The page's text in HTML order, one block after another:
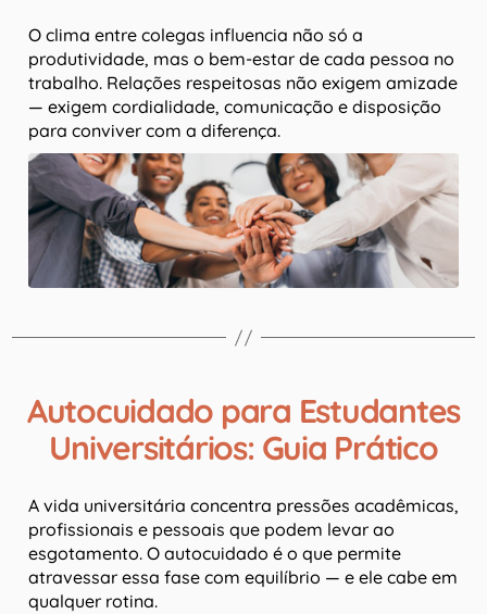
O clima entre colegas influencia não só a
produtividade, mas o bem-estar de cada pessoa no
trabalho. Relações respeitosas não exigem amizade
— exigem cordialidade, comunicação e disposição
para conviver com a diferença.
Autocuidado para Estudantes
Universitários: Guia Prático
A vida universitária concentra pressões acadêmicas,
profissionais e pessoais que podem levar ao
esgotamento. O autocuidado é o que permite
atravessar essa fase com equilíbrio — e ele cabe em
qualquer rotina.